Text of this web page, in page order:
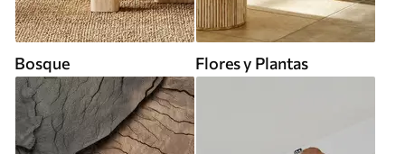
Bosque Flores y Plantas